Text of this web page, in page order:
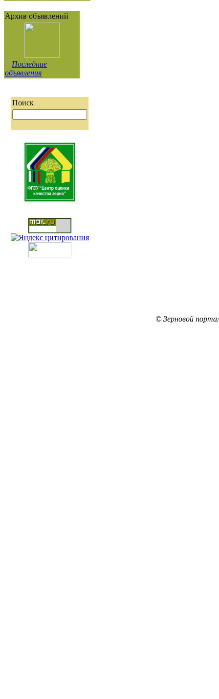
Архив объявлений
Последние
объявления
Поиск
© Зерновой